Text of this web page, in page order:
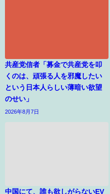
共産党信者「募金で共産党を叩
くのは、頑張る人を邪魔したい
という日本人らしい薄暗い欲望
のせい」
2026年8月7日
中国にて、誰も欲しがらないEV